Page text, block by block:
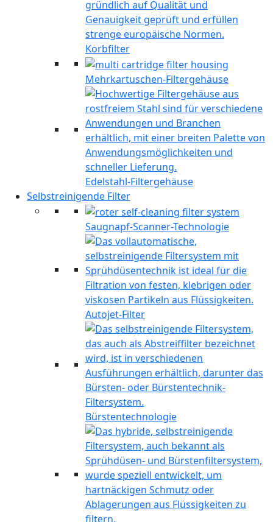
Korbfilter
Mehrkartuschen-Filtergehäuse
Edelstahl-Filtergehäuse
Selbstreinigende Filter
Saugnapf-Scanner-Technologie
Autojet-Filter
Bürstentechnologie